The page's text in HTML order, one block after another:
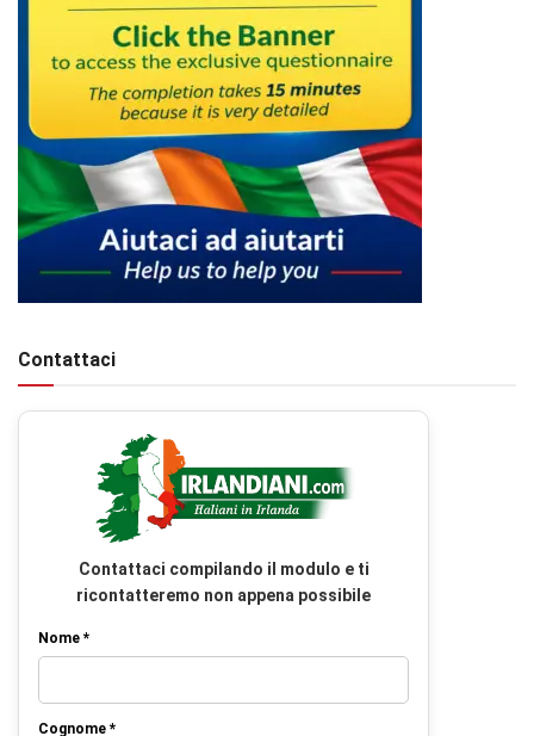
Contattaci
Contattaci compilando il modulo e ti
ricontatteremo non appena possibile
Nome *
Cognome *